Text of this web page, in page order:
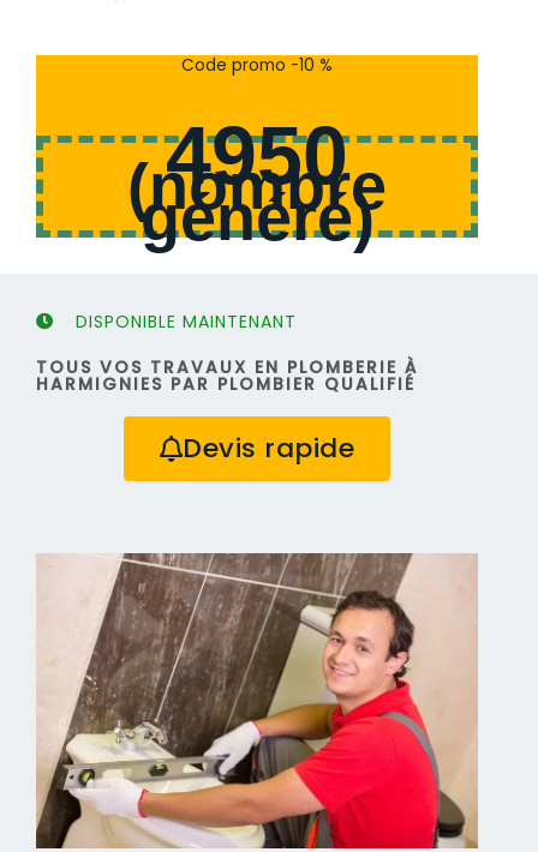
s
s
Code promo -10 %
4950
(nombre
généré)
DISPONIBLE MAINTENANT
TOUS VOS TRAVAUX EN PLOMBERIE À
HARMIGNIES PAR PLOMBIER QUALIFIÉ
Devis rapide